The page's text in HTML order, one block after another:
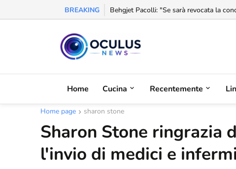
BREAKING Behgjet Pacolli: "Se sarà revocata la
Home Cucina Recentemente
Home page sharon stone
Sharon Stone ringrazia
l'invio di medici e